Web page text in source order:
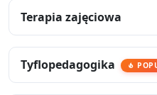
Terapia zajęciowa
Tyflopedagogika